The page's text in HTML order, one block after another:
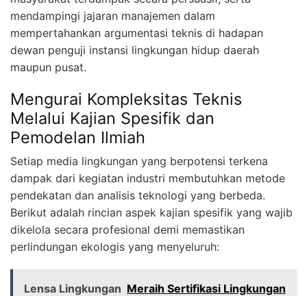
mendampingi jajaran manajemen dalam
mempertahankan argumentasi teknis di hadapan
dewan penguji instansi lingkungan hidup daerah
maupun pusat.
Mengurai Kompleksitas Teknis
Melalui Kajian Spesifik dan
Pemodelan Ilmiah
Setiap media lingkungan yang berpotensi terkena
dampak dari kegiatan industri membutuhkan metode
pendekatan dan analisis teknologi yang berbeda.
Berikut adalah rincian aspek kajian spesifik yang wajib
dikelola secara profesional demi memastikan
perlindungan ekologis yang menyeluruh:
Lensa Lingkungan Meraih Sertifikasi Lingkungan